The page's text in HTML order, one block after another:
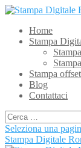
Home
Stampa
Stampa offset
Blog
Contattaci
Seleziona una
Stampa Digitale